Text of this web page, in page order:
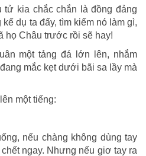
kia chắc chắn là đồng đảng
dụ ta đấy, tìm kiếm nó làm gì,
họ Châu trước rồi sẽ hay!
một tảng đá lớn lên, nhắm
mắc kẹt dưới bãi sa lầy mà
một tiếng:
nếu chàng không dùng tay
ngay. Nhưng nếu giơ tay ra